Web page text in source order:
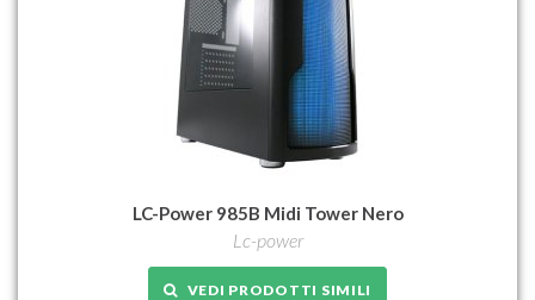
LC-Power 985B Midi Tower Nero
Lc-power
VEDI PRODOTTI SIMILI